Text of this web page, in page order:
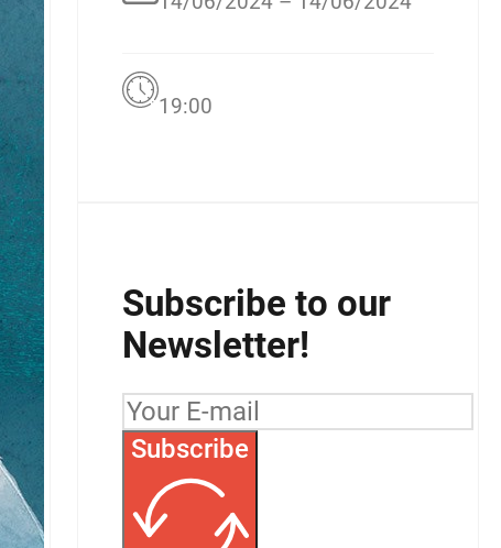
19:00
Subscribe to our
Newsletter!
Subscribe